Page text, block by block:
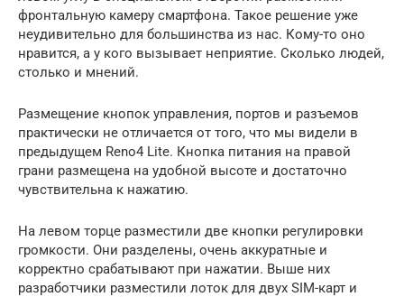
фронтальную камеру смартфона. Такое решение уже
неудивительно для большинства из нас. Кому-то оно
нравится, а у кого вызывает неприятие. Сколько людей,
столько и мнений.
Размещение кнопок управления, портов и разъемов
практически не отличается от того, что мы видели в
предыдущем Reno4 Lite. Кнопка питания на правой
грани размещена на удобной высоте и достаточно
чувствительна к нажатию.
На левом торце разместили две кнопки регулировки
громкости. Они разделены, очень аккуратные и
корректно срабатывают при нажатии. Выше них
разработчики разместили лоток для двух SIM-карт и